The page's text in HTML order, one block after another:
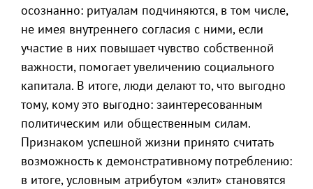
осознанно: ритуалам подчиняются, в том числе,
не имея внутреннего согласия с ними, если
участие в них повышает чувство собственной
важности, помогает увеличению социального
капитала. В итоге, люди делают то, что выгодно
тому, кому это выгодно: заинтересованным
политическим или общественным силам.
Признаком успешной жизни принято считать
возможность к демонстративному потреблению:
в итоге, условным атрибутом «элит» становятся